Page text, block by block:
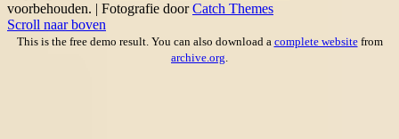
voorbehouden. | Fotografie doorCatch Themes
Scroll naar boven
This is the free demo result. You can also download a complete websitefrom
archive.org.